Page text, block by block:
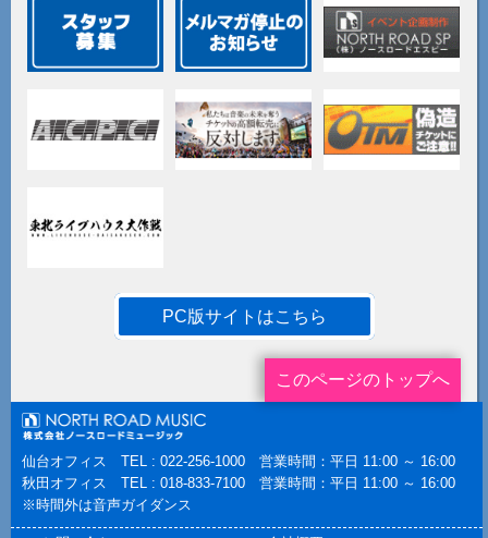
PC版サイトはこちら
このページのトップへ
仙台オフィス TEL : 022-256-1000 営業時間：平日 11:00 ～ 16:00
秋田オフィス TEL : 018-833-7100 営業時間：平日 11:00 ～ 16:00
※時間外は音声ガイダンス